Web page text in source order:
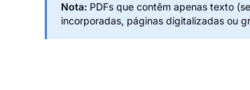
Nota: PDFs que contêm apenas texto
incorporadas, páginas digitalizadas ou